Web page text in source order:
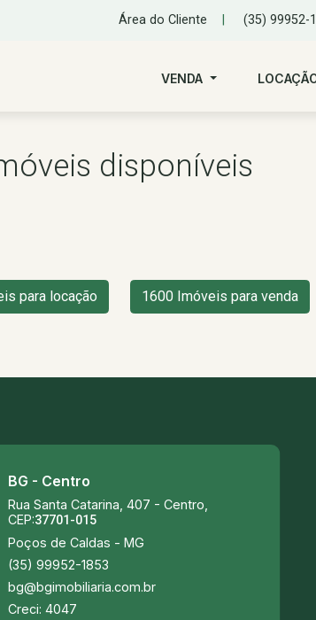
Área do Cliente (35) 99952-
VENDA
disponíveis
para locação 1600 Imóveis para venda
BG - Centro
Rua Santa Catarina, 407 - Centro,
CEP:37701-015
Poços de Caldas - MG
(35) 99952-1853
bg@bgimobiliaria.com.br
Creci: 4047